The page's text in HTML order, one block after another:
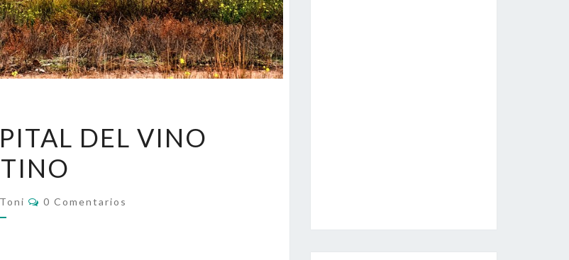
DEL VINO
Toni Comentarios
0 Comentarios